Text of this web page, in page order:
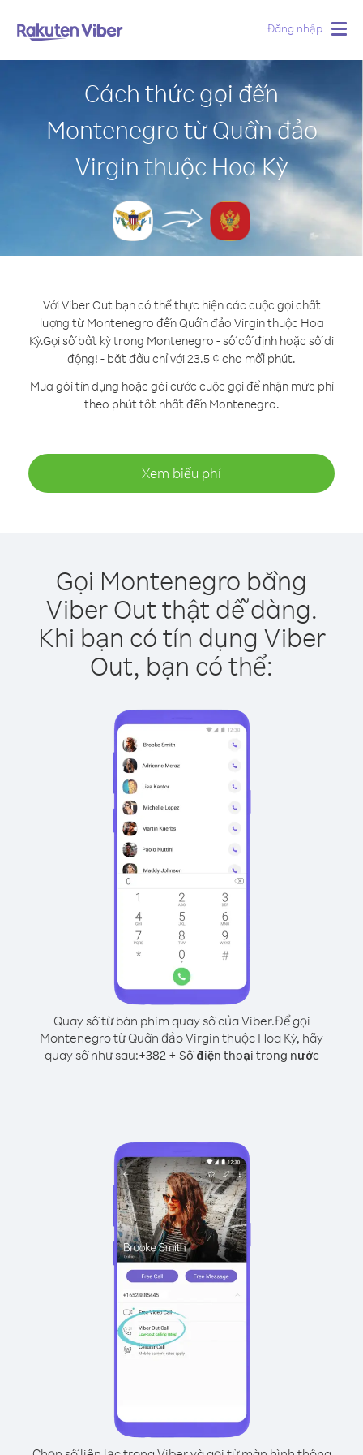
Đăng nhập
Cách thức gọi đến
Montenegro từ Quần đảo
Virgin thuộc Hoa Kỳ
Với Viber Out bạn có thể thực hiện các cuộc gọi chất
lượng từ Montenegro đến Quần đảo Virgin thuộc Hoa
Kỳ.Gọi số bất kỳ trong Montenegro - số cố định hoặc số di
động! - bắt đầu chỉ với 23.5 ¢ cho mỗi phút.
Mua gói tín dụng hoặc gói cước cuộc gọi để nhận mức phí
theo phút tốt nhất đến Montenegro.
Xem biểu phí
Gọi Montenegro bằng
Viber Out thật dễ dàng.
Khi bạn có tín dụng Viber
Out, bạn có thể:
Quay số từ bàn phím quay số của Viber.Để gọi
Montenegro từ Quần đảo Virgin thuộc Hoa Kỳ, hãy
quay số như sau:+382+ Số điện thoại trong nước